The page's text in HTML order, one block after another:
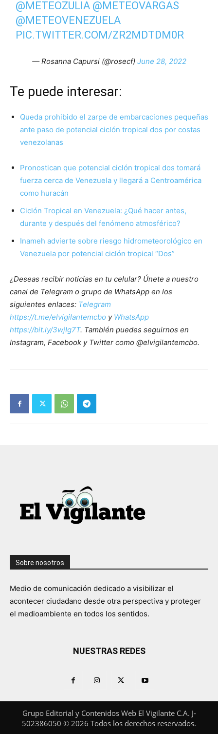
@METEOZULIA @METEOVARGAS
@METEOVENEZUELA
PIC.TWITTER.COM/ZR2MDTDM0R
— Rosanna Capursi (@rosecf) June 28, 2022
Te puede interesar:
Queda prohibido el zarpe de embarcaciones pequeñas
ante paso de potencial ciclón tropical dos por costas
venezolanas
Pronostican que potencial ciclón tropical dos tomará
fuerza cerca de Venezuela y llegará a Centroamérica
como huracán
Ciclón Tropical en Venezuela: ¿Qué hacer antes,
durante y después del fenómeno atmosférico?
Inameh advierte sobre riesgo hidrometeorológico en
Venezuela por potencial ciclón tropical “Dos”
¿Deseas recibir noticias en tu celular? Únete a nuestro
canal de Telegram o grupo de WhatsApp en los
siguientes enlaces: Telegram
https://t.me/elvigilantemcbo y WhatsApp
https://bit.ly/3wjIg7T. También puedes seguirnos en
Instagram, Facebook y Twitter como @elvigilantemcbo.
Sobre nosotros
Medio de comunicación dedicado a visibilizar el
acontecer ciudadano desde otra perspectiva y proteger
el medioambiente en todos los sentidos.
NUESTRAS REDES
Grupo Editorial y Contenidos Web El Vigilante C.A. J-
502386050 © 2026 Todos los derechos reservados.